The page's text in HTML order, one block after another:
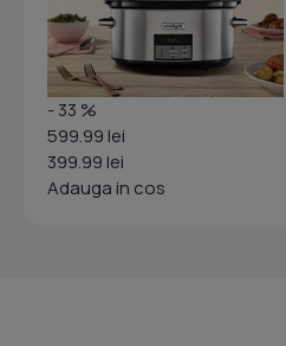
- 33 %
599.99 lei
399.99 lei
Adauga in cos